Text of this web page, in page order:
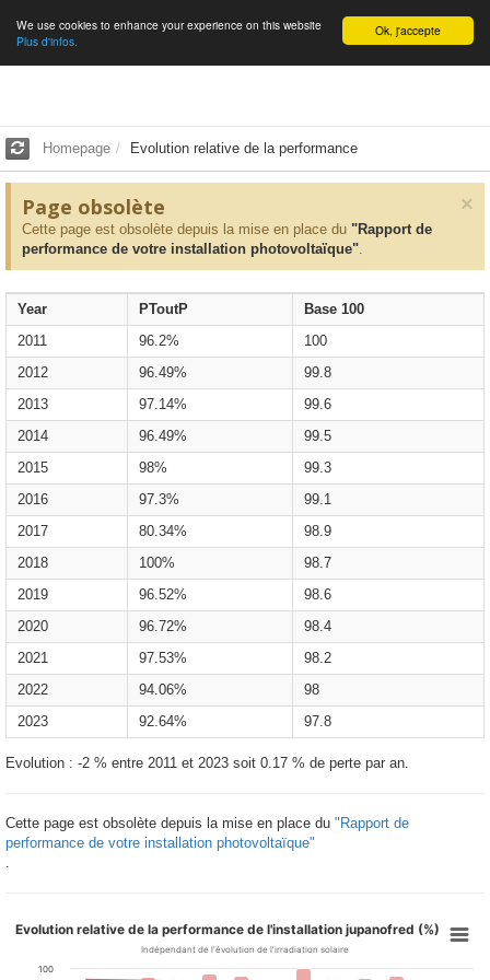
English Ok, j'accepte
We use cookies to enhance your experience on this website
Plus d'infos.
Homepage Evolution relative de la performance
×
Page obsolète
Cette page est obsolète depuis la mise en place du "Rapport de
performance de votre installation photovoltaïque".
Year PToutP
Base 100
2011
96.2%
100
2012
96.49%
99.8
2013
97.14%
99.6
2014
96.49%
99.5
2015
98%
99.3
2016
97.3%
99.1
2017
80.34%
98.9
2018
100%
98.7
2019
96.52%
98.6
2020
96.72%
98.4
2021
97.53%
98.2
2022
94.06%
98
2023
92.64% 97.8
Evolution : -2 % entre 2011 et 2023 soit 0.17 % de perte par an.
Cette page est obsolète depuis la mise en place du "Rapport de
performance de votre installation photovoltaïque"
Evolution relative de la performance de l'installation jupanofred (%)
Indépendant de l'évolution de l'irradiation solaire
100